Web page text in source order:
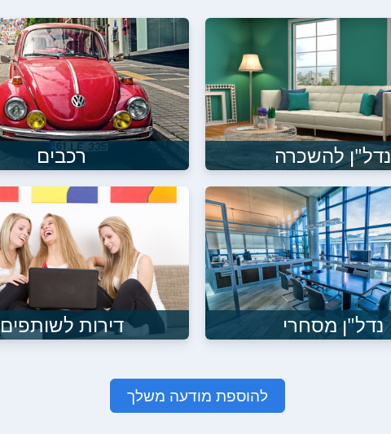
נדל"ן להשכרה רכבים
נדל"ן מסחרי דירות לשותפים
להוספת מודעה משלך